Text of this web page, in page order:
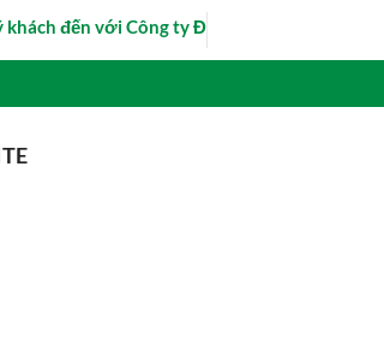
đến với Công ty Đông Thảo - Hotline/